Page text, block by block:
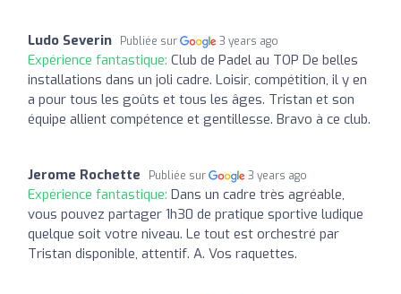
Ludo Severin Publiée sur 3 years ago
Expérience fantastique: Club de Padel au TOP De belles
installations dans un joli cadre. Loisir, compétition, il y en
a pour tous les goûts et tous les âges. Tristan et son
équipe allient compétence et gentillesse. Bravo à ce club.
Jerome Rochette Publiée sur 3 years ago
Expérience fantastique: Dans un cadre très agréable,
vous pouvez partager 1h30 de pratique sportive ludique
quelque soit votre niveau. Le tout est orchestré par
Tristan disponible, attentif. A. Vos raquettes.